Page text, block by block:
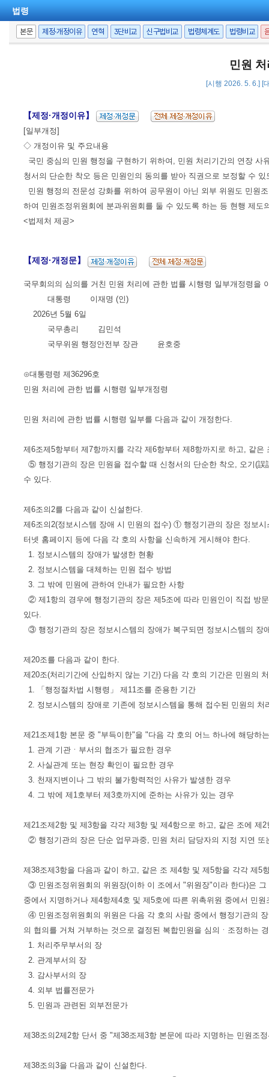
법령
본문 제정·개정이유 연혁 3단비교 신구법비교 법령체계도 법령비교
민원
[시행 2026. 5. 6.] [
【제정·개정이유】
[일부개정]
◇ 개정이유 및 주요내용
국민 중심의 민원 행정을 구현하기 위하여, 민원 처리기간의 연장
청서의 단순한 착오 등은 민원인의 동의를 받아 직권으로 보정할 수 있
민원 행정의 전문성 강화를 위하여 공무원이 아닌 외부 위원도 민원
하여 민원조정위원회에 분과위원회를 둘 수 있도록 하는 등 현행 제
<법제처 제공>
【제정·개정문】
국무회의의 심의를 거친 민원 처리에 관한 법률 시행령 일부개정령을
대통령 이재명 (인)
2026년 5월 6일
국무총리 김민석
국무위원 행정안전부 장관 윤호중
⊙대통령령 제36296호
민원 처리에 관한 법률 시행령 일부개정령
민원 처리에 관한 법률 시행령 일부를 다음과 같이 개정한다.
제6조제5항부터 제7항까지를 각각 제6항부터 제8항까지로 하고, 같
⑤ 행정기관의 장은 민원을 접수할 때 신청서의 단순한 착오, 오기(
수 있다.
제6조의2를 다음과 같이 신설한다.
제6조의2(정보시스템 장애 시 민원의 접수) ① 행정기관의 장은 정보
터넷 홈페이지 등에 다음 각 호의 사항을 신속하게 게시해야 한다.
1. 정보시스템의 장애가 발생한 현황
2. 정보시스템을 대체하는 민원 접수 방법
3. 그 밖에 민원에 관하여 안내가 필요한 사항
② 제1항의 경우에 행정기관의 장은 제5조에 따라 민원인이 직접 방
있다.
③ 행정기관의 장은 정보시스템의 장애가 복구되면 정보시스템의 장
제20조를 다음과 같이 한다.
제20조(처리기간에 산입하지 않는 기간) 다음 각 호의 기간은 민원의
1. 「행정절차법 시행령」 제11조를 준용한 기간
2. 정보시스템의 장애로 기존에 정보시스템을 통해 접수된 민원의 처
제21조제1항 본문 중 "부득이한"을 "다음 각 호의 어느 하나에 해당하
1. 관계 기관ㆍ부서의 협조가 필요한 경우
2. 사실관계 또는 현장 확인이 필요한 경우
3. 천재지변이나 그 밖의 불가항력적인 사유가 발생한 경우
4. 그 밖에 제1호부터 제3호까지에 준하는 사유가 있는 경우
제21조제2항 및 제3항을 각각 제3항 및 제4항으로 하고, 같은 조에 제
② 행정기관의 장은 단순 업무과중, 민원 처리 담당자의 지정 지연
제38조제3항을 다음과 같이 하고, 같은 조 제4항 및 제5항을 각각 제
③ 민원조정위원회의 위원장(이하 이 조에서 "위원장"이라 한다)은
중에서 지명하거나 제4항제4호 및 제5호에 따른 위촉위원 중에서 민
④ 민원조정위원회의 위원은 다음 각 호의 사람 중에서 행정기관의
의 협의를 거쳐 거부하는 것으로 결정된 복합민원을 심의ㆍ조정하는
1. 처리주무부서의 장
2. 관계부서의 장
3. 감사부서의 장
4. 외부 법률전문가
5. 민원과 관련된 외부전문가
제38조의2제2항 단서 중 "제38조제3항 본문에 따라 지명하는 민원조
제38조의3을 다음과 같이 신설한다.